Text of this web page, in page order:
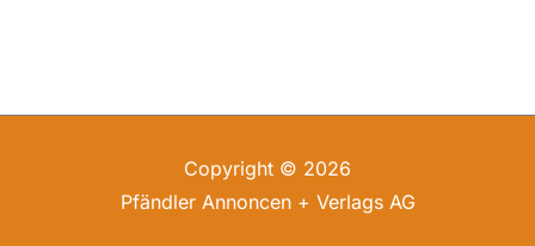
Copyright © 2026
Pfändler Annoncen + Verlags AG